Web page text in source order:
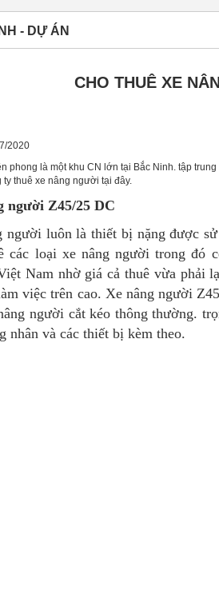
- DỰ ÁN
CHO THUÊ XE
2020
phong là một khu CN lớn tại Bắc Ninh. tập
ty thuê xe nâng người tại đây.
người Z45/25 DC
người luôn là thiết bị nặng được
các loại xe nâng người trong đó
Nam nhờ giá cả thuê vừa phải
việc trên cao. Xe nâng người
người cắt kéo thông thường.
nhân và các thiết bị kèm theo.